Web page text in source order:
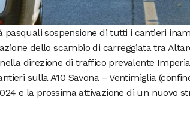
pasquali sospensione di tutti i cantieri
dello scambio di carreggiata tra
direzione di traffico prevalente
sulla A10 Savona – Ventimiglia
e la prossima attivazione di un nuovo